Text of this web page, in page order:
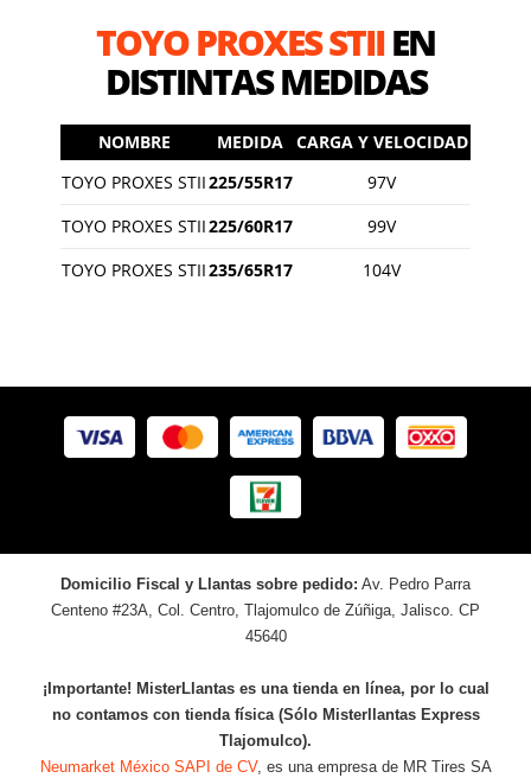
TOYO PROXES STIIEN
DISTINTAS MEDIDAS
NOMBRE MEDIDA CARGA Y VELOCIDAD
TOYO PROXES STII225/55R17
97V
TOYO PROXES STII225/60R17
99V
TOYO PROXES STII235/65R17 104V
Domicilio Fiscal y Llantas sobre pedido: Av. Pedro Parra
Centeno #23A, Col. Centro, Tlajomulco de Zúñiga, Jalisco. CP
45640
¡Importante! MisterLlantas es una tienda en línea, por lo cual
no contamos con tienda física (Sólo Misterllantas Express
Tlajomulco).
Neumarket México SAPI de CV, es una empresa de MR Tires SA